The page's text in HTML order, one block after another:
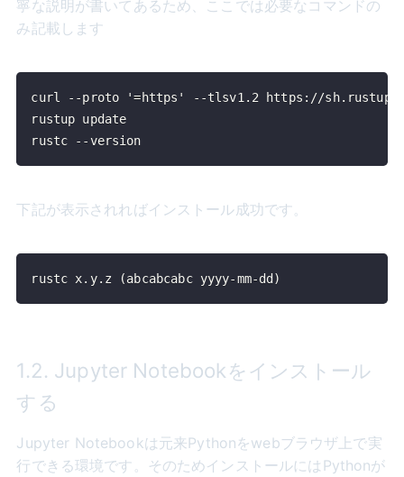
寧な説明が書いてあるため、ここでは必要なコマンドの
み記載します
rustc --version
下記が表示されればインストール成功です。
rustc x.y.z (abcabcabc yyyy-mm-dd)
1.2. Jupyter Notebookをインストール
する
Jupyter Notebookは元来Pythonをwebブラウザ上で実
行できる環境です。そのためインストールにはPythonが